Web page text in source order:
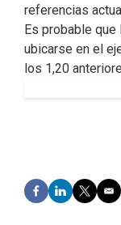
referencias
Es probable
ubicarse en el
los 1,20
F
a
L
i
T
w
E
m